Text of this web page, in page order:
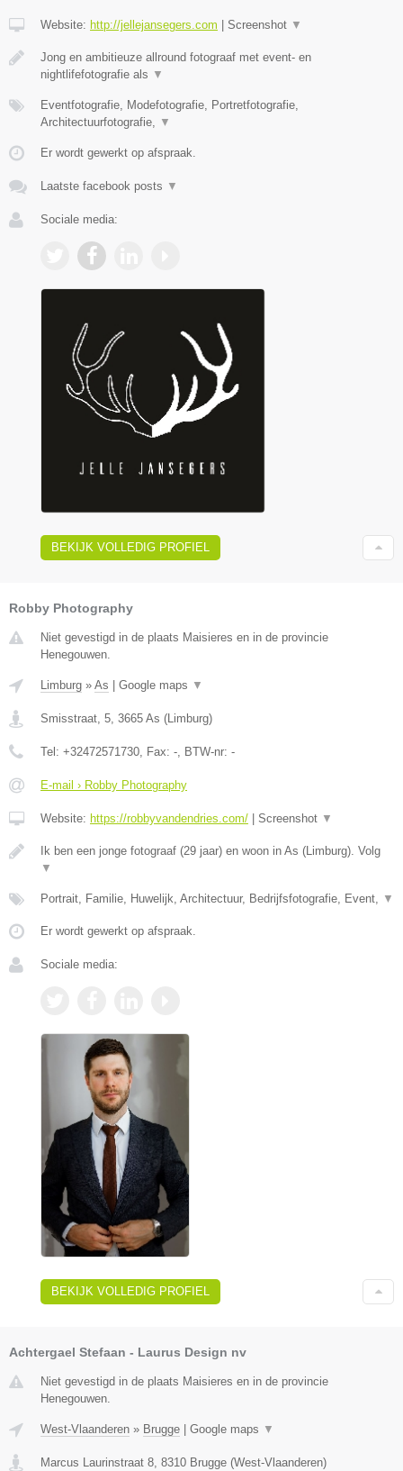
Website: http://jellejansegers.com Screenshot ▼
Jong en ambitieuze allround fotograaf met event- en
nightlifefotografie als ▼
Eventfotografie, Modefotografie, Portretfotografie,
Architectuurfotografie,
▼
Er wordt gewerkt op afspraak.
Laatste facebook posts ▼
Sociale media:
BEKIJK VOLLEDIG PROFIEL
Robby Photography
Niet gevestigd in de plaats Maisieres en in de provincie
Henegouwen.
Limburg » As Google maps ▼
Smisstraat, 5 3665 As ( Limburg)
Tel: +32472571730 , Fax: - , BTW-nr: -
E-mail › Robby Photography
Website: https://robbyvandendries.com/ Screenshot ▼
Ik ben een jonge fotograaf (29 jaar) en woon in As (Limburg). Volg
▼
Portrait, Familie, Huwelijk, Architectuur, Bedrijfsfotografie, Event, ▼
Er wordt gewerkt op afspraak.
Sociale media:
BEKIJK VOLLEDIG PROFIEL
Achtergael Stefaan - Laurus Design nv
Niet gevestigd in de plaats Maisieres en in de provincie
Henegouwen.
West-Vlaanderen » Brugge Google maps ▼
Marcus Laurinstraat 8 8310 Brugge (West-Vlaanderen)